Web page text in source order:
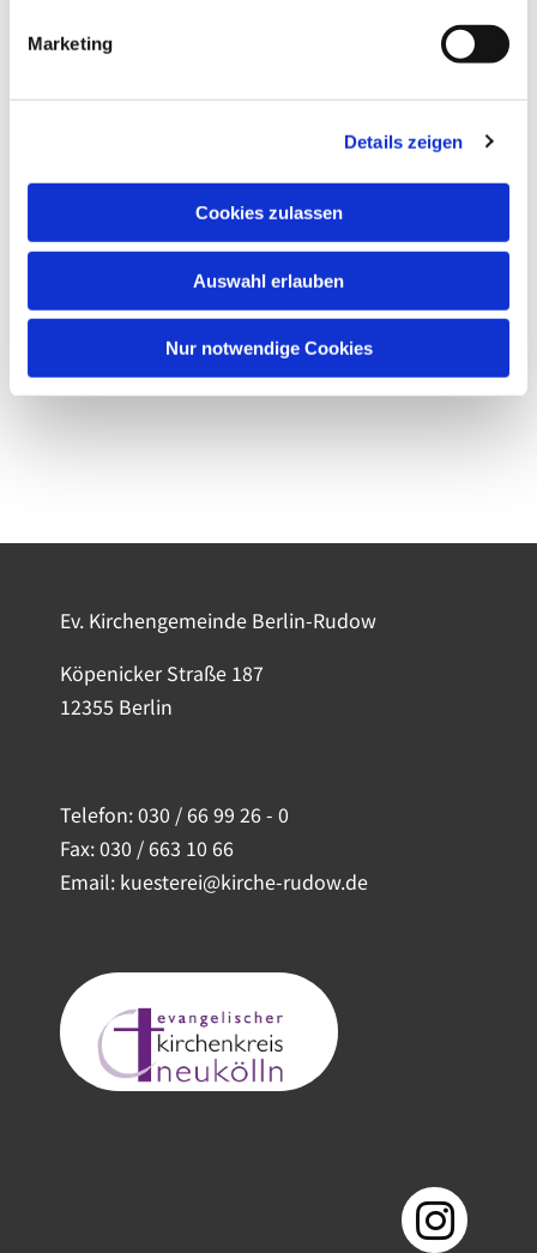
Marketing
Details zeigen
Cookies zulassen
Auswahl erlauben
Nur notwendige Cookies
Ev. Kirchengemeinde Berlin-Rudow
Köpenicker Straße 187
12355 Berlin
Telefon:030 / 66 99 26 - 0
Fax: 030 / 663 10 66
Email: kuesterei@kirche-rudow.de